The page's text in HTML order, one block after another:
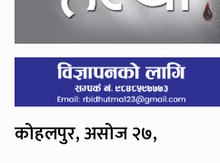
कोहलपुर, असोज २७,